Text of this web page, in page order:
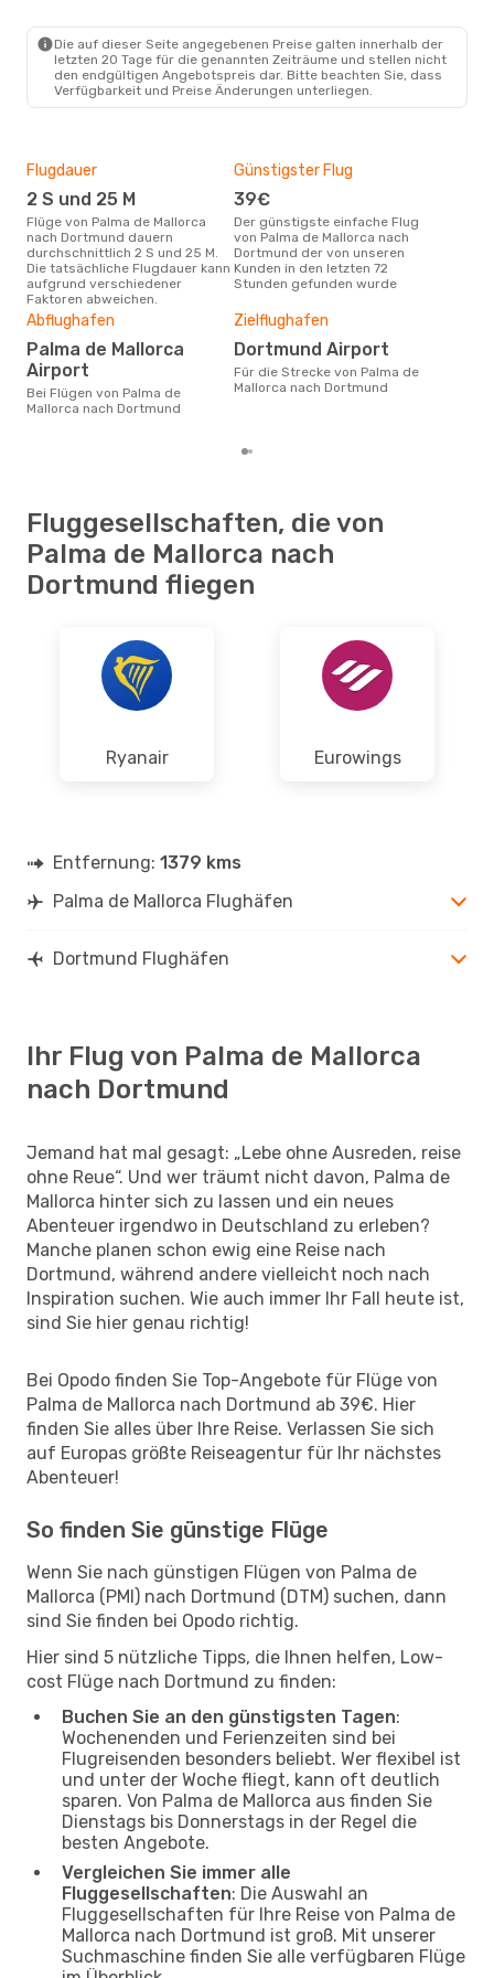
Die auf dieser Seite angegebenen Preise galten innerhalb der
letzten 20 Tage für die genannten Zeiträume und stellen nicht
den endgültigen Angebotspreis dar. Bitte beachten Sie, dass
Verfügbarkeit und Preise Änderungen unterliegen.
Flugdauer
2 S und 25 M
Flüge von Palma de Mallorca
nach Dortmund dauern
durchschnittlich 2 S und 25 M.
Die tatsächliche Flugdauer kann
aufgrund verschiedener
Faktoren abweichen.
Günstigster Flug
39€
Der günstigste einfache Flug
von Palma de Mallorca nach
Dortmund der von unseren
Kunden in den letzten 72
Stunden gefunden wurde
Abflughafen
Palma de Mallorca
Airport
Bei Flügen von Palma de
Mallorca nach Dortmund
Zielflughafen
Dortmund Airport
Für die Strecke von Palma de
Mallorca nach Dortmund
Fluggesellschaften, die von
Palma de Mallorca nach
Dortmund fliegen
Ryanair Eurowings
Entfernung: 1379 kms
Palma de Mallorca Flughäfen
Dortmund Flughäfen
Ihr Flug von Palma de Mallorca
nach Dortmund
Jemand hat mal gesagt: „Lebe ohne Ausreden, reise
ohne Reue“. Und wer träumt nicht davon, Palma de
Mallorca hinter sich zu lassen und ein neues
Abenteuer irgendwo in Deutschland zu erleben?
Manche planen schon ewig eine Reise nach
Dortmund, während andere vielleicht noch nach
Inspiration suchen. Wie auch immer Ihr Fall heute ist,
sind Sie hier genau richtig!
Bei Opodo finden Sie Top-Angebote für Flüge von
Palma de Mallorca nach Dortmund ab 39€. Hier
finden Sie alles über Ihre Reise. Verlassen Sie sich
auf Europas größte Reiseagentur für Ihr nächstes
Abenteuer!
So finden Sie günstige Flüge
Wenn Sie nach günstigen Flügen von Palma de
Mallorca (PMI) nach Dortmund (DTM) suchen, dann
sind Sie finden bei Opodo richtig.
Hier sind 5 nützliche Tipps, die Ihnen helfen, Low-
cost Flüge nach Dortmund zu finden:
Buchen Sie an den günstigsten Tagen:
Wochenenden und Ferienzeiten sind bei
Flugreisenden besonders beliebt. Wer flexibel ist
und unter der Woche fliegt, kann oft deutlich
sparen. Von Palma de Mallorca aus finden Sie
Dienstags bis Donnerstags in der Regel die
besten Angebote.
Vergleichen Sie immer alle
Fluggesellschaften: Die Auswahl an
Fluggesellschaften für Ihre Reise von Palma de
Mallorca nach Dortmund ist groß. Mit unserer
Suchmaschine finden Sie alle verfügbaren Flüge